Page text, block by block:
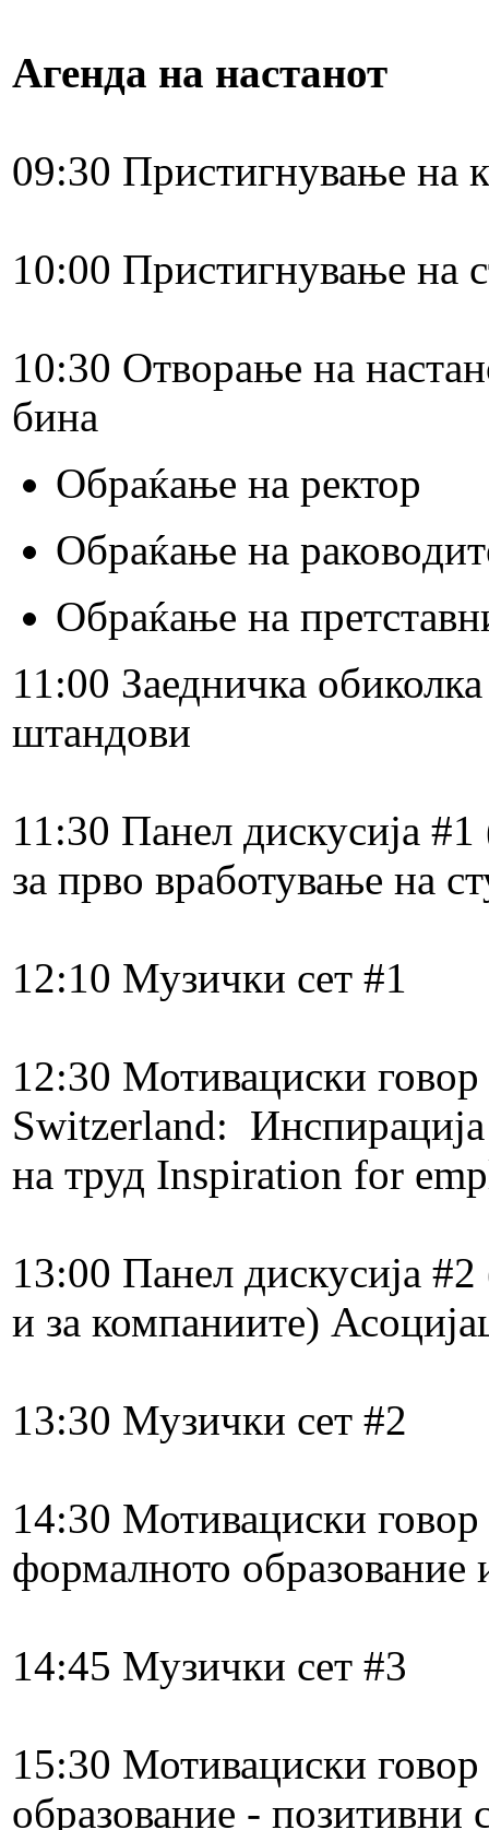
Агенда на настанот
09:30 ​Пристигнување на
10:00​ Пристигнување на
10:30 ​Отворање на
бина
Обраќање на ректор
Обраќање на
Обраќање на
11:00 ​Заедничка
штандови
11:30 Панел дискусија
за прво вработување на
12:10 Музички сет #1​
12:30 Мотивациски
Switzerland: Инспирација
на труд Inspiration for
13:00 Панел дискусија
и за компаниите)
13:30​ Музички сет #2
14:30​ Мотивациски
формалното образование
14:45​ Музички сет #3
15:30​ Мотивациски
образование - позитивни